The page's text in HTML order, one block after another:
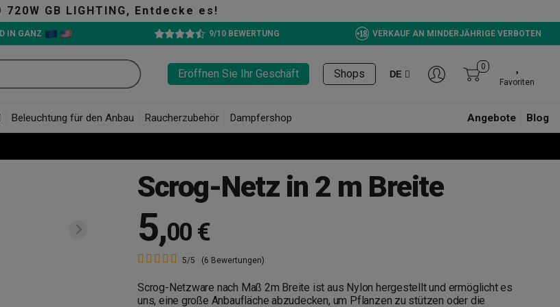
720W GB LIGHTING, Entdecke es!
IN GANZ 9/10 BEWERTUNG VERKAUF AN MINDERJÄHRIGE VERBOTEN
Eröffnen Sie Ihr Geschäft Shops DE
0
Favoriten
Beleuchtung für den Anbau Raucherzubehör Dampfershop Angebote Blog
Scrog-Netz in 2 m Breite
5,00 €
5/5 (6 Bewertungen)
Scrog-Netzware nach Maß 2m Breite ist aus Nylon hergestellt und ermöglicht es
uns, eine große Anbaufläche abzudecken, um Pflanzen zu stützen oder die